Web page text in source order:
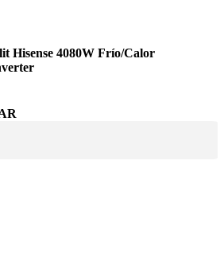
Hisense 4080W Frío/Calor